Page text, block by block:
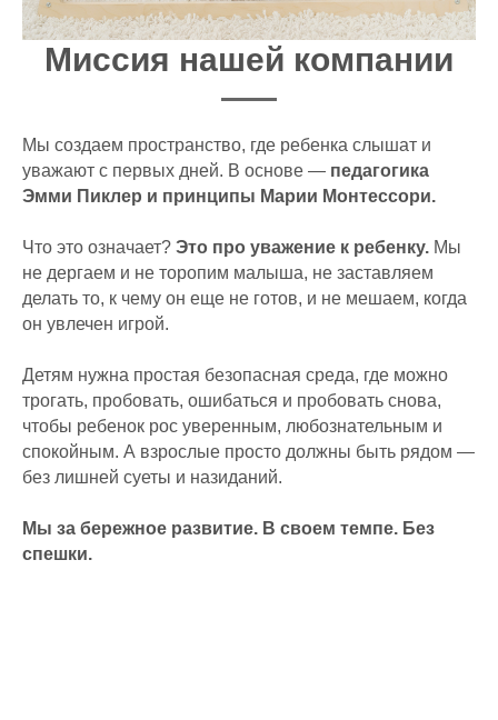
Миссия нашей компании
Мы создаем пространство, где ребенка слышат и
уважают с первых дней. В основе — педагогика
Эмми Пиклер и принципы Марии Монтессори.
Что это означает? Это про уважение к ребенку. Мы
не дергаем и не торопим малыша, не заставляем
делать то, к чему он еще не готов, и не мешаем, когда
он увлечен игрой.
Детям нужна простая безопасная среда, где можно
трогать, пробовать, ошибаться и пробовать снова,
чтобы ребенок рос уверенным, любознательным и
спокойным. А взрослые просто должны быть рядом —
без лишней суеты и назиданий.
Мы за бережное развитие. В своем темпе. Без
спешки.